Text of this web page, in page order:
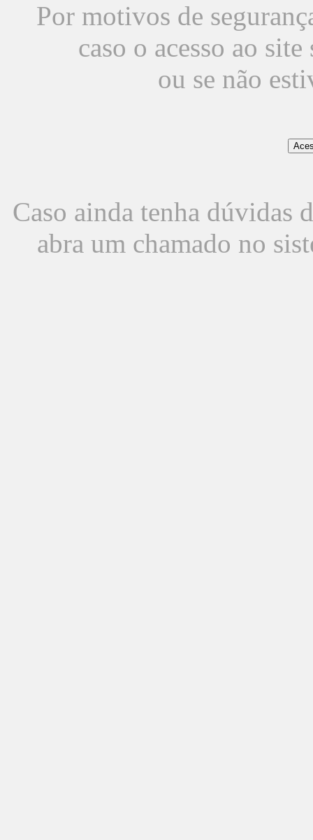
Por motivos de
caso o acesso ao
ou se não
Caso ainda tenha dúvidas
abra um chamado no